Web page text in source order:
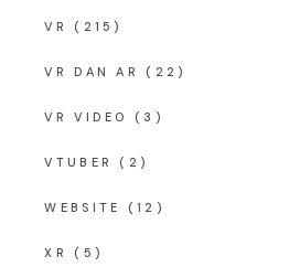
VR (215)
VR DAN AR (22)
VR VIDEO (3)
VTUBER (2)
WEBSITE (12)
XR (5)